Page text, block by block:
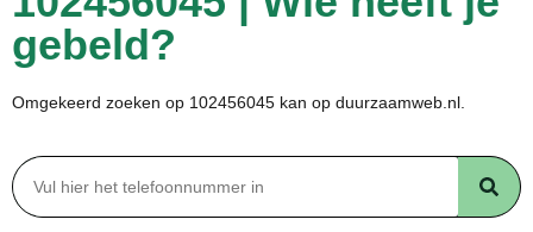
gebeld?
Omgekeerd zoeken op 102456045 kan op duurzaamweb.nl.